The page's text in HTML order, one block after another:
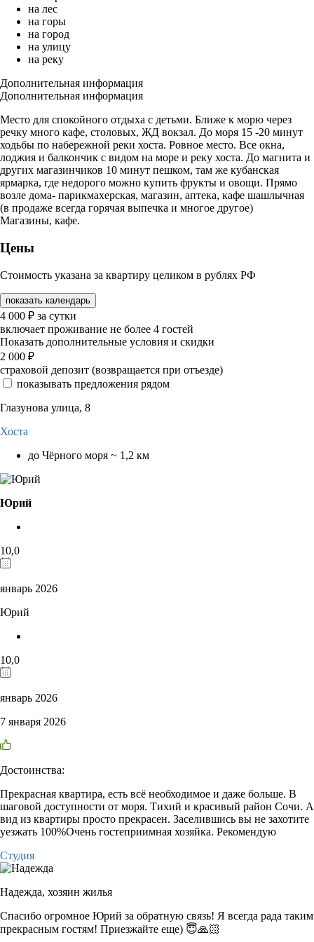
на лес
на горы
на город
на улицу
на реку
Дополнительная информация
Дополнительная информация
Место для спокойного отдыха с детьми. Ближе к морю через
речку много кафе, столовых, ЖД вокзал. До моря 15 -20 минут
ходьбы по набережной реки хоста. Ровное место. Все окна,
лоджия и балкончик с видом на море и реку хоста. До магнита и
других магазинчиков 10 минут пешком, там же кубанская
ярмарка, где недорого можно купить фрукты и овощи. Прямо
возле дома- парикмахерская, магазин, аптека, кафе шашлычная
(в продаже всегда горячая выпечка и многое другое)
Магазины, кафе.
Цены
Стоимость указана за квартиру целиком в рублях РФ
показать календарь
4 000 ₽ за сутки
включает проживание не более 4 гостей
Показать дополнительные условия и скидки
2 000 ₽
страховой депозит (возвращается при отъезде)
показывать предложения рядом
Глазунова улица, 8
Хоста
до Чёрного моря ~ 1,2 км
Юрий
10,0
январь 2026
Юрий
10,0
январь 2026
7 января 2026
Достоинства:
Прекрасная квартира, есть всё необходимое и даже больше. В
шаговой доступности от моря. Тихий и красивый район Сочи. А
вид из квартиры просто прекрасен. Заселившись вы не захотите
уезжать 100%Очень гостеприимная хозяйка. Рекомендую
Студия
Надежда, хозяин жилья
Спасибо огромное Юрий за обратную связь! Я всегда рада таким
прекрасным гостям! Приезжайте еще) 😇🙏🏻